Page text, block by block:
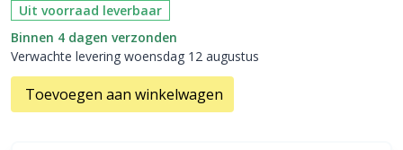
Uit voorraad leverbaar
Binnen 4 dagen verzonden
Verwachte levering woensdag 12 augustus
Toevoegen aan winkelwagen